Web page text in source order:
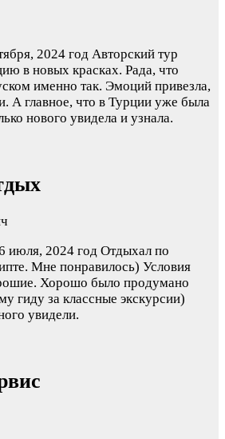
2024 год Авторский тур
в новых красках. Рада, что
именно так. Эмоций привезла,
А главное, что в Турции уже была
нового увидела и узнала.
июля, 2024 год Отдыхал по
Мне понравилось) Условия
Хорошо было продумано
гиду за классные экскурсии)
увидели.